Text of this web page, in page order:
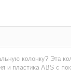
колонку? Эта
и пластика ABS с